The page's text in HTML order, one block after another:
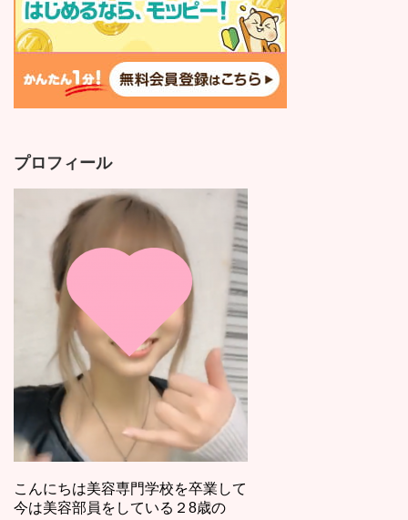
プロフィール
こんにちは美容専門学校を卒業して
今は美容部員をしている２8歳の